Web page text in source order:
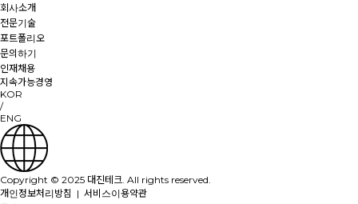
회사소개
전문기술
포트폴리오
문의하기
인재채용
지속가능경영
KOR
/
ENG
Copyright © 2025 대진테크. All rights reserved.
개인정보처리방침 | 서비스이용약관